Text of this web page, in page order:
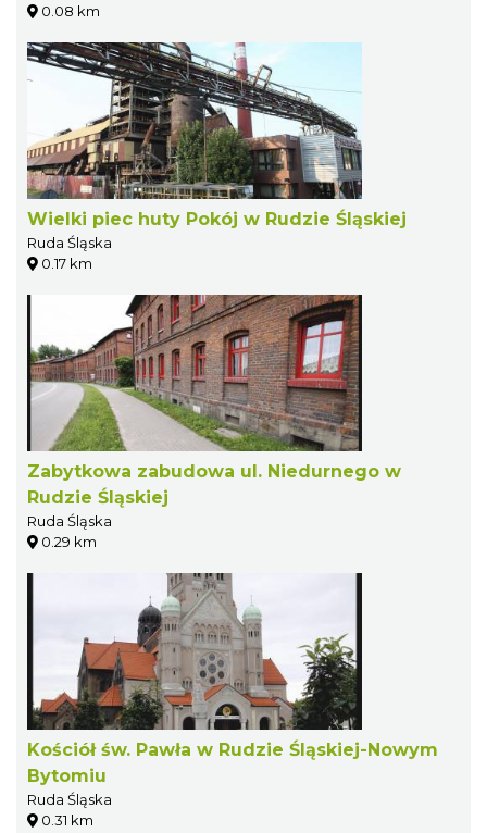
0.08 km
Wielki piec huty Pokój w Rudzie Śląskiej
Ruda Śląska
0.17 km
Zabytkowa zabudowa ul. Niedurnego w
Rudzie Śląskiej
Ruda Śląska
0.29 km
Kościół św. Pawła w Rudzie Śląskiej-Nowym
Bytomiu
Ruda Śląska
0.31 km